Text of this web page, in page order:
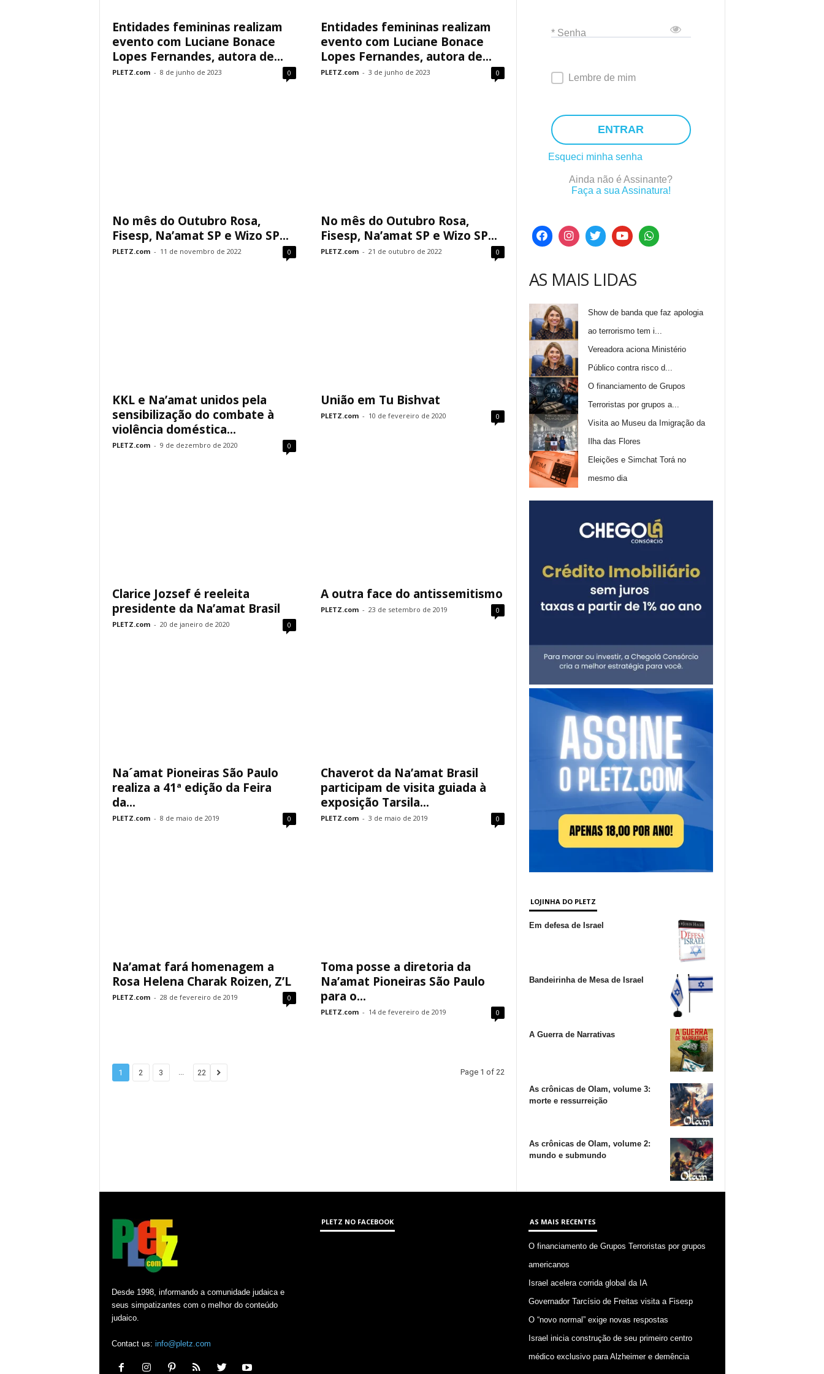
Entidades femininas realizam
evento com Luciane Bonace
Lopes Fernandes, autora de...
PLETZ.com - 8 de junho de 2023 0
Entidades femininas realizam
evento com Luciane Bonace
Lopes Fernandes, autora de...
PLETZ.com - 3 de junho de 2023 0
No mês do Outubro Rosa,
Fisesp, Na’amat SP e Wizo SP...
PLETZ.com - 11 de novembro de 2022 0
No mês do Outubro Rosa,
Fisesp, Na’amat SP e Wizo SP...
PLETZ.com - 21 de outubro de 2022 0
KKL e Na’amat unidos pela
sensibilização do combate à
violência doméstica...
PLETZ.com - 9 de dezembro de 2020 0
União em Tu Bishvat
PLETZ.com - 10 de fevereiro de 2020 0
Clarice Jozsef é reeleita
presidente da Na’amat Brasil
PLETZ.com - 20 de janeiro de 2020 0
A outra face do antissemitismo
PLETZ.com - 23 de setembro de 2019 0
Na´amat Pioneiras São Paulo
realiza a 41ª edição da Feira
da...
PLETZ.com - 8 de maio de 2019 0
Chaverot da Na’amat Brasil
participam de visita guiada à
exposição Tarsila...
PLETZ.com - 3 de maio de 2019 0
Na’amat fará homenagem a
Rosa Helena Charak Roizen, Z’L
PLETZ.com - 28 de fevereiro de 2019 0
Toma posse a diretoria da
Na’amat Pioneiras São Paulo
para o...
PLETZ.com - 14 de fevereiro de 2019 0
1 2 3 ... 22 Page 1 of 22
* Senha
Lembre de mim
ENTRAR
Esqueci minha senha
Ainda não é Assinante?
Faça a sua Assinatura!
AS MAIS LIDAS
Show de banda que faz apologia
ao terrorismo tem i...
Vereadora aciona Ministério
Público contra risco d...
O financiamento de Grupos
Terroristas por grupos a...
Visita ao Museu da Imigração da
Ilha das Flores
Eleições e Simchat Torá no
mesmo dia
LOJINHA DO PLETZ
Em defesa de Israel
Bandeirinha de Mesa de Israel
A Guerra de Narrativas
As crônicas de Olam, volume 3:
morte e ressurreição
As crônicas de Olam, volume 2:
mundo e submundo
Desde 1998, informando a comunidade judaica e
seus simpatizantes com o melhor do conteúdo
judaico.
Contact us: info@pletz.com
PLETZ NO FACEBOOK AS MAIS RECENTES
O financiamento de Grupos Terroristas por grupos
americanos
Israel acelera corrida global da IA
Governador Tarcísio de Freitas visita a Fisesp
O “novo normal” exige novas respostas
Israel inicia construção de seu primeiro centro
médico exclusivo para Alzheimer e demência